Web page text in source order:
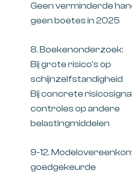
Geen verminderde
geen boetes in 2025
8. Boekenonderzoek:
Bij grote risico's op
schijnzelfstandigheid
Bij concrete
controles op andere
belastingmiddelen
9-12.
goedgekeurde